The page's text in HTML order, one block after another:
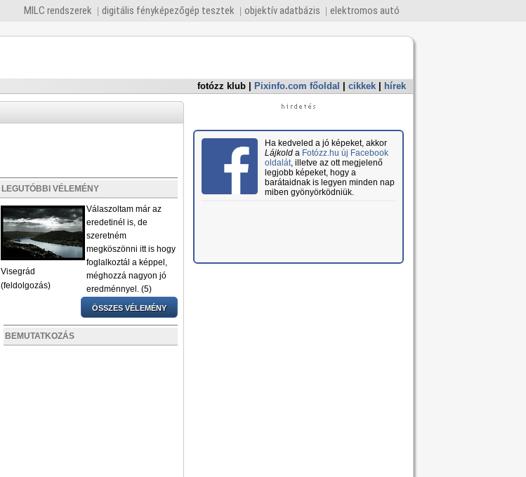
MILC rendszerek digitális fényképezőgép tesztek objektív adatbázis elektromos autó
fotózz klub Pixinfo.com főoldal cikkek hírek
LEGUTÓBBI VÉLEMÉNY
Visegrád
(feldolgozás)
Válaszoltam már az
eredetinél is, de
szeretném
megköszönni itt is hogy
foglalkoztál a képpel,
méghozzá nagyon jó
eredménnyel. (5)
ÖSSZES VÉLEMÉNY
BEMUTATKOZÁS
Ha kedveled a jó képeket, akkor
Lájkolda Fotózz.hu új Facebook
oldalát, illetve az ott megjelenő
legjobb képeket, hogy a
barátaidnak is legyen minden nap
miben gyönyörködniük.